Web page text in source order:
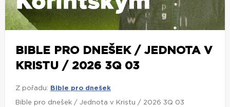
BIBLE PRO DNEŠEK / JEDNOTA V
KRISTU / 2026 3Q 03
Z pořadu: Bible pro dnešek
Bible pro dnešek / Jednota v Kristu / 2026 3Q 03